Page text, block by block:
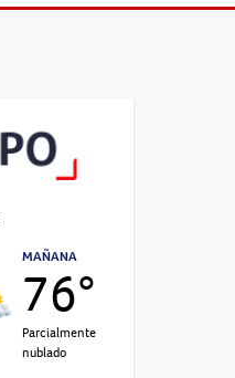
MAÑANA
76°
Parcialmente
nublado